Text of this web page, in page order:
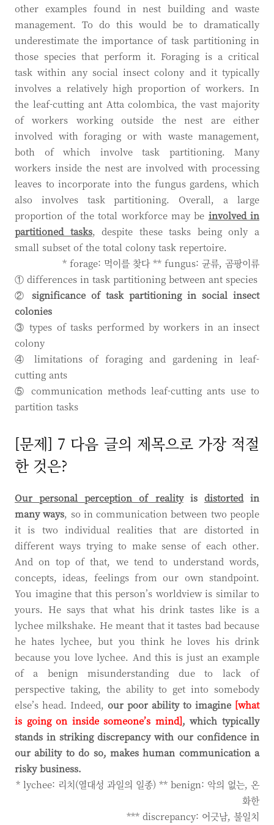
other examples found in nest building and waste
management. To do this would be to dramatically
underestimate the importance of task partitioning in
those species that perform it. Foraging is a critical
task within any social insect colony and it typically
involves a relatively high proportion of workers. In
the leaf-cutting ant Atta colombica, the vast majority
of workers working outside the nest are either
involved with foraging or with waste management,
both of which involve task partitioning. Many
workers inside the nest are involved with processing
leaves to incorporate into the fungus gardens, which
also involves task partitioning. Overall, a large
proportion of the total workforce may be involved in
partitioned tasks, despite these tasks being only a
small subset of the total colony task repertoire.
* forage: 먹이를 찾다 ** fungus: 균류, 곰팡이류
① differences in task partitioning between ant species
② significance of task partitioning in social insect
colonies
③ types of tasks performed by workers in an insect
colony
④ limitations of foraging and gardening in leaf-
cutting ants
⑤ communication methods leaf-cutting ants use to
partition tasks
[문제] 7 다음 글의 제목으로 가장 적절
한 것은?
Our personal perception of realityis distortedin
many ways, so in communication between two people
it is two individual realities that are distorted in
different ways trying to make sense of each other.
And on top of that, we tend to understand words,
concepts, ideas, feelings from our own standpoint.
You imagine that this person’s worldview is similar to
yours. He says that what his drink tastes like is a
lychee milkshake. He meant that it tastes bad because
he hates lychee, but you think he loves his drink
because you love lychee. And this is just an example
of a benign misunderstanding due to lack of
perspective taking, the ability to get into somebody
else’s head. Indeed, our poor ability to imagine [what
is going on inside someone’s mind], which typically
stands in striking discrepancy with our confidence in
our ability to do so, makes human communication a
risky business.
* lychee: 리치(열대성 과일의 일종) ** benign: 악의 없는, 온
화한
*** discrepancy: 어긋남, 불일치